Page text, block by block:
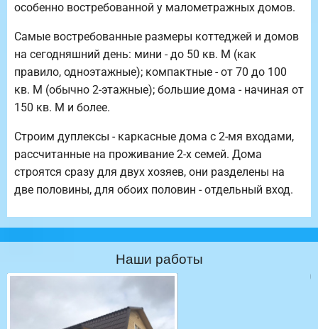
особенно востребованной у малометражных домов.
Самые востребованные размеры коттеджей и домов
на сегодняшний день: мини - до 50 кв. М (как
правило, одноэтажные); компактные - от 70 до 100
кв. М (обычно 2-этажные); большие дома - начиная от
150 кв. М и более.
Строим дуплексы - каркасные дома с 2-мя входами,
рассчитанные на проживание 2-х семей. Дома
строятся сразу для двух хозяев, они разделены на
две половины, для обоих половин - отдельный вход.
Наши работы